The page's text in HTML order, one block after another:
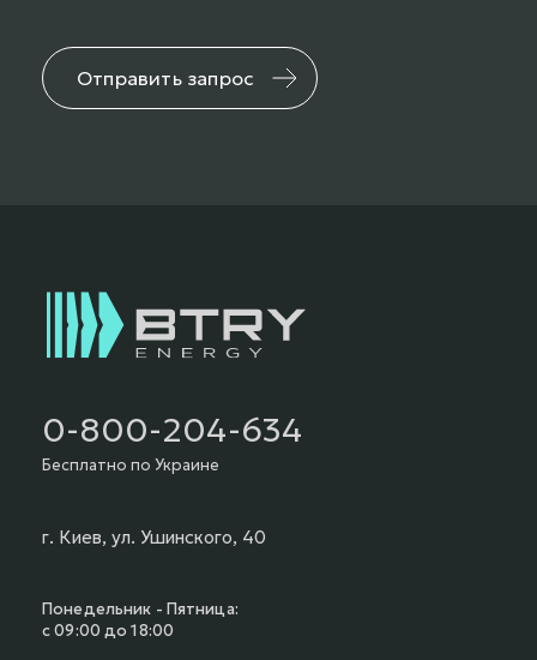
Отправить запрос
0-800-204-634
Бесплатно по Украине
г. Киев, ул. Ушинского, 40
Понедельник - Пятница:
с 09:00 до 18:00